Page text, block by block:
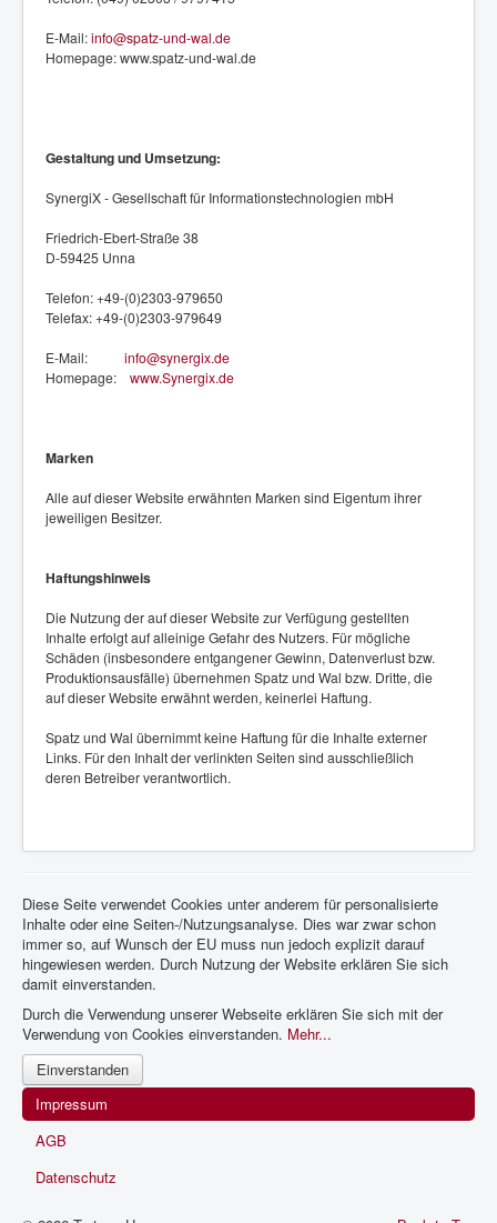
E-Mail:info@spatz-und-wal.de
Homepage: www.spatz-und-wal.de
Gestaltung und Umsetzung:
SynergiX - Gesellschaft für Informationstechnologien mbH
Friedrich-Ebert-Straße 38
D-59425 Unna
Telefon: +49-(0)2303-979650
Telefax: +49-(0)2303-979649
E-Mail: info@synergix.de
Homepage: www.Synergix.de
Marken
Alle auf dieser Website erwähnten Marken sind Eigentum ihrer
jeweiligen Besitzer.
Haftungshinweis
Die Nutzung der auf dieser Website zur Verfügung gestellten
Inhalte erfolgt auf alleinige Gefahr des Nutzers. Für mögliche
Schäden (insbesondere entgangener Gewinn, Datenverlust bzw.
Produktionsausfälle) übernehmen Spatz und Wal bzw. Dritte, die
auf dieser Website erwähnt werden, keinerlei Haftung.
Spatz und Wal übernimmt keine Haftung für die Inhalte externer
Links. Für den Inhalt der verlinkten Seiten sind ausschließlich
deren Betreiber verantwortlich.
Diese Seite verwendet Cookies unter anderem für personalisierte
Inhalte oder eine Seiten-/Nutzungsanalyse. Dies war zwar schon
immer so, auf Wunsch der EU muss nun jedoch explizit darauf
hingewiesen werden. Durch Nutzung der Website erklären Sie sich
damit einverstanden.
Durch die Verwendung unserer Webseite erklären Sie sich mit der
Verwendung von Cookies einverstanden. Mehr...
Einverstanden
Impressum
AGB
Datenschutz